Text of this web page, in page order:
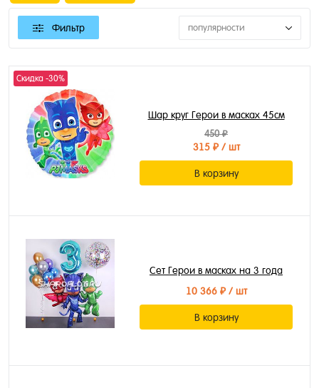
Фильтр популярности
Скидка -30%
Шар круг Герои в масках 45см
450 ₽
315 ₽/ шт
В корзину
Сет Герои в масках на 3 года
10 366 ₽/ шт
В корзину